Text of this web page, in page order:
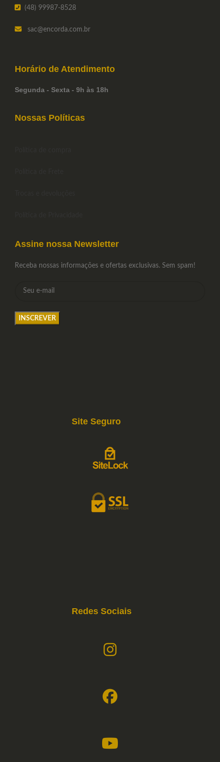
(48) 99987-8528
sac@encorda.com.br
Horário de Atendimento
Segunda - Sexta - 9h às 18h
Nossas Políticas
Assine nossa Newsletter
Receba nossas informações e ofertas exclusivas. Sem spam!
Site Seguro
Redes Sociais